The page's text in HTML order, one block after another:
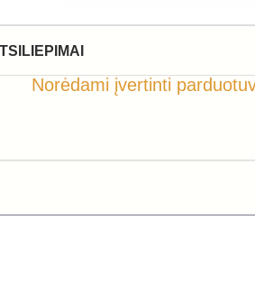
Norėdami įvertinti